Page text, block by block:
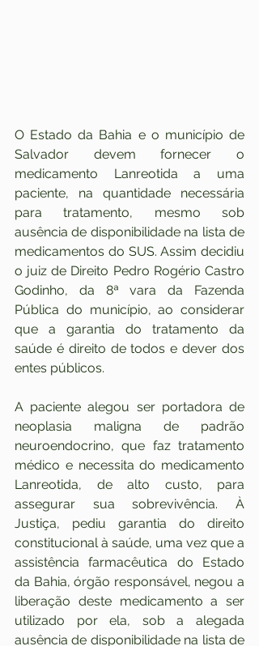
O Estado da Bahia e o município de
Salvador devem fornecer o
medicamento Lanreotida a uma
paciente, na quantidade necessária
para tratamento, mesmo sob
ausência de disponibilidade na lista de
medicamentos do SUS. Assim decidiu
o juiz de Direito Pedro Rogério Castro
Godinho, da 8ª vara da Fazenda
Pública do município, ao considerar
que a garantia do tratamento da
saúde é direito de todos e dever dos
entes públicos.
A paciente alegou ser portadora de
neoplasia maligna de padrão
neuroendocrino, que faz tratamento
médico e necessita do medicamento
Lanreotida, de alto custo, para
assegurar sua sobrevivência. À
Justiça, pediu garantia do direito
constitucional à saúde, uma vez que a
assistência farmacêutica do Estado
da Bahia, órgão responsável, negou a
liberação deste medicamento a ser
utilizado por ela, sob a alegada
ausência de disponibilidade na lista de